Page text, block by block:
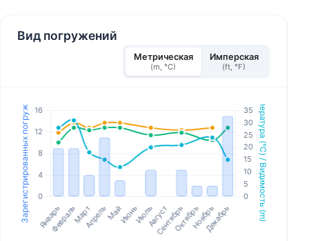
Вид погружений
Метрическая
(m, °C)
Имперская
(ft, °F)